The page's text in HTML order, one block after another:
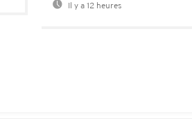
Il y a 12 heures